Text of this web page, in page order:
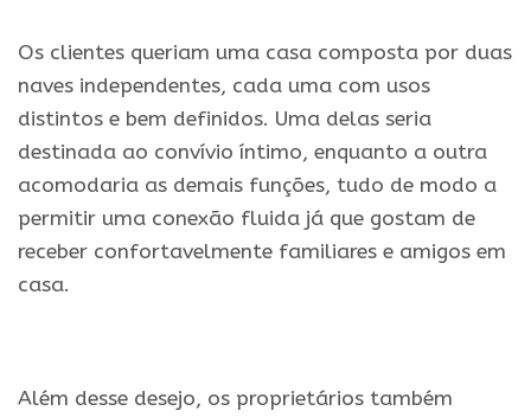
Os clientes queriam uma casa composta por duas
naves independentes, cada uma com usos
distintos e bem definidos. Uma delas seria
destinada ao convívio íntimo, enquanto a outra
acomodaria as demais funções, tudo de modo a
permitir uma conexão fluida já que gostam de
receber confortavelmente familiares e amigos em
casa.
Além desse desejo, os proprietários também